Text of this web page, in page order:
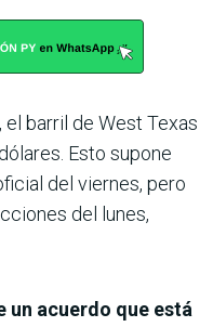
barril de West Texas
Esto supone
del viernes, pero
del lunes,
un acuerdo que está